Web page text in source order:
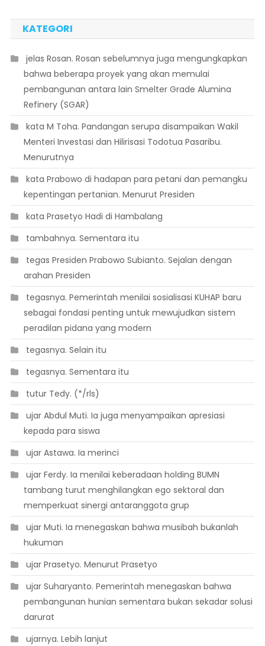
KATEGORI
 jelas Rosan. Rosan sebelumnya juga mengungkapkan
bahwa beberapa proyek yang akan memulai
pembangunan antara lain Smelter Grade Alumina
Refinery (SGAR)
 kata M Toha. Pandangan serupa disampaikan Wakil
Menteri Investasi dan Hilirisasi Todotua Pasaribu.
Menurutnya
 kata Prabowo di hadapan para petani dan pemangku
kepentingan pertanian. Menurut Presiden
 kata Prasetyo Hadi di Hambalang
 tambahnya. Sementara itu
 tegas Presiden Prabowo Subianto. Sejalan dengan
arahan Presiden
 tegasnya. Pemerintah menilai sosialisasi KUHAP baru
sebagai fondasi penting untuk mewujudkan sistem
peradilan pidana yang modern
 tegasnya. Selain itu
 tegasnya. Sementara itu
 tutur Tedy. (*/rls)
 ujar Abdul Muti. Ia juga menyampaikan apresiasi
kepada para siswa
 ujar Astawa. Ia merinci
 ujar Ferdy. Ia menilai keberadaan holding BUMN
tambang turut menghilangkan ego sektoral dan
memperkuat sinergi antaranggota grup
 ujar Muti. Ia menegaskan bahwa musibah bukanlah
hukuman
 ujar Prasetyo. Menurut Prasetyo
 ujar Suharyanto. Pemerintah menegaskan bahwa
pembangunan hunian sementara bukan sekadar solusi
darurat
 ujarnya. Lebih lanjut